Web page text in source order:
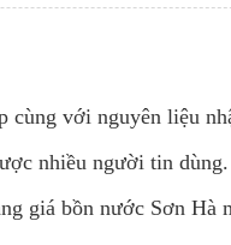
cùng với nguyên liệu
nhiều người tin dùng.
giá bồn nước Sơn Hà